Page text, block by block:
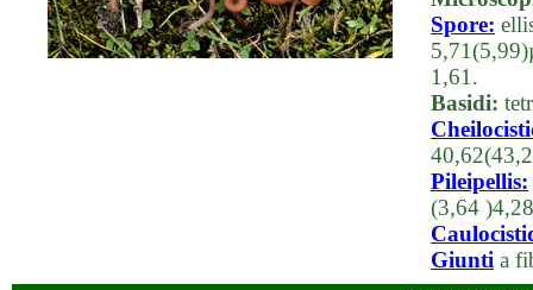
Spore:
1,61.
Basidi:
Pileipellis:
(3,64
Giunti a